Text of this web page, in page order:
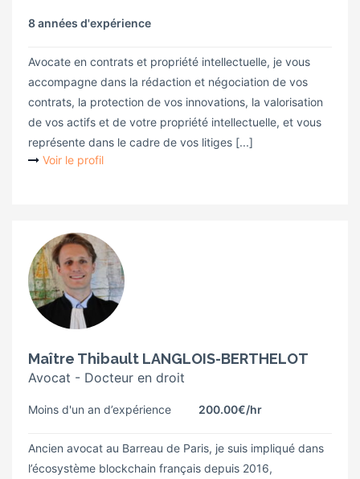
8 années d'expérience
Avocate en contrats et propriété intellectuelle, je vous
accompagne dans la rédaction et négociation de vos
contrats, la protection de vos innovations, la valorisation
de vos actifs et de votre propriété intellectuelle, et vous
représente dans le cadre de vos litiges [...]
Voir le profil
Maître Thibault LANGLOIS-BERTHELOT
Avocat - Docteur en droit
Moins d'un an d’expérience 200.00€/hr
Ancien avocat au Barreau de Paris, je suis impliqué dans
l’écosystème blockchain français depuis 2016,